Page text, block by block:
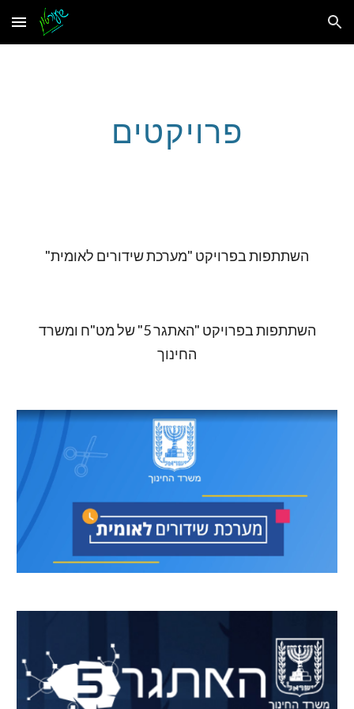
Skip to main content Skip to navigation
פרויקטים
השתתפות בפרויקט "מערכת שידורים לאומית"
השתתפות בפרויקט "האתגר 5" של מט"ח ומשרד
החינוך